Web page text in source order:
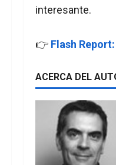
interesante.
👉 Flash
ACERCA DEL